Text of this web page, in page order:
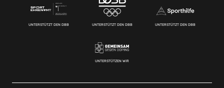
UNTERSTÜTZT DEN DBB UNTERSTÜTZT DEN DBB UNTERSTÜTZT DEN DBB
UNTERSTÜTZEN WIR